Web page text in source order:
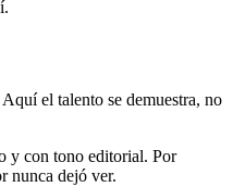
el talento se demuestra, no
y con tono editorial. Por
nunca dejó ver.